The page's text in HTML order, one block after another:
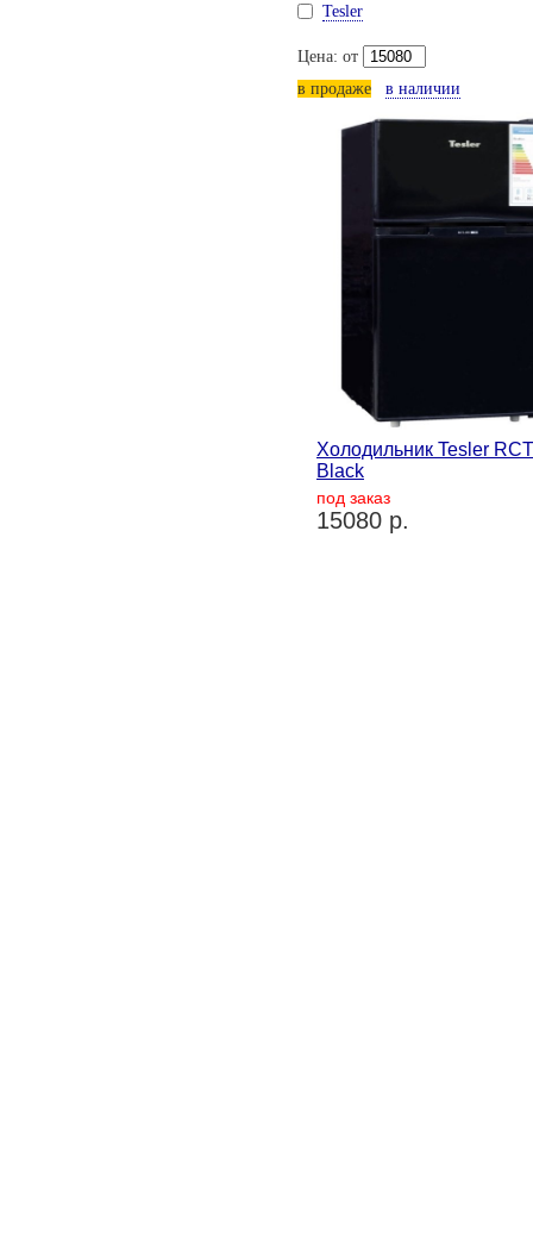
Tesler
Цена: от
в продаже
в наличии
Холодильник Tesler
Black
под заказ
15080 р.